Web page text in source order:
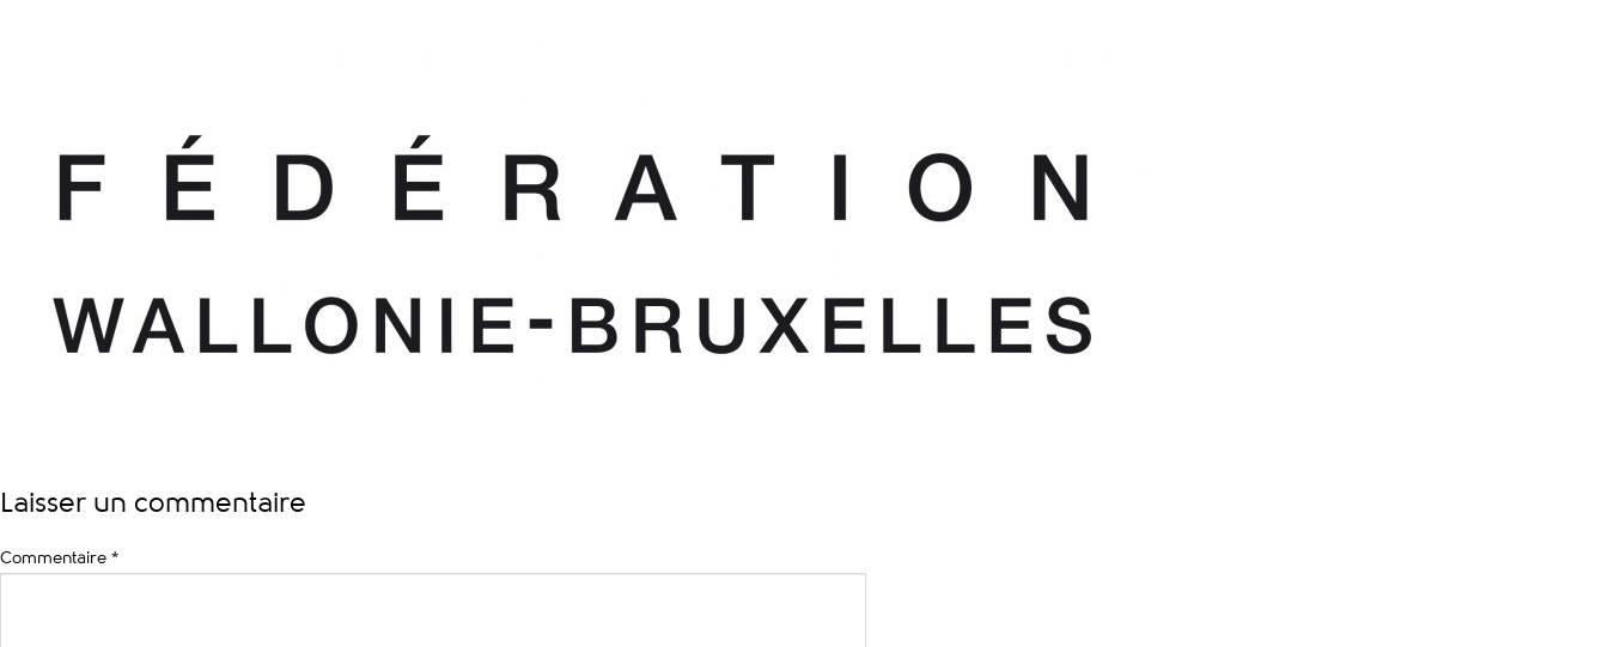
Laisser un commentaire
Commentaire *